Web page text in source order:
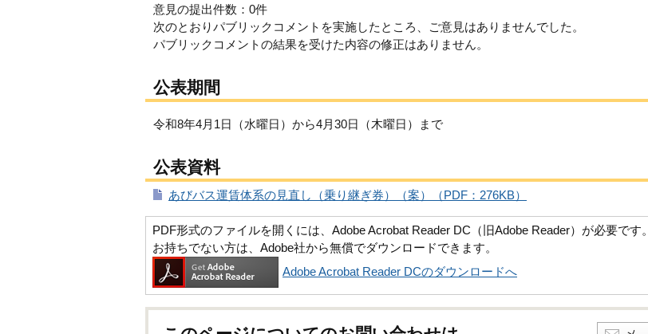
意見の提出件数：0件
次のとおりパブリックコメントを実施したところ、ご意見はありませんでした。
パブリックコメントの結果を受けた内容の修正はありません。
公表期間
令和8年4月1日（水曜日）から4月30日（木曜日）まで
公表資料
あびバス運賃体系の見直し（乗り継ぎ券）（案）（PDF：276KB）
PDF形式のファイルを開くには、Adobe Acrobat Reader DC（旧Adobe Reader）が必要です。
お持ちでない方は、Adobe社から無償でダウンロードできます。
Adobe Acrobat Reader DCのダウンロードへ